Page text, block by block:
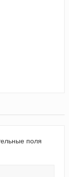
поля